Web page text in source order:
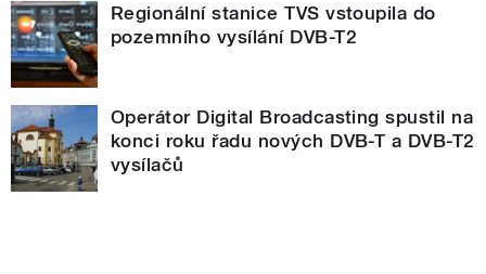
Regionální stanice TVS vstoupila do
pozemního vysílání DVB-T2
Operátor Digital Broadcasting spustil na
konci roku řadu nových DVB-T a DVB-T2
vysílačů